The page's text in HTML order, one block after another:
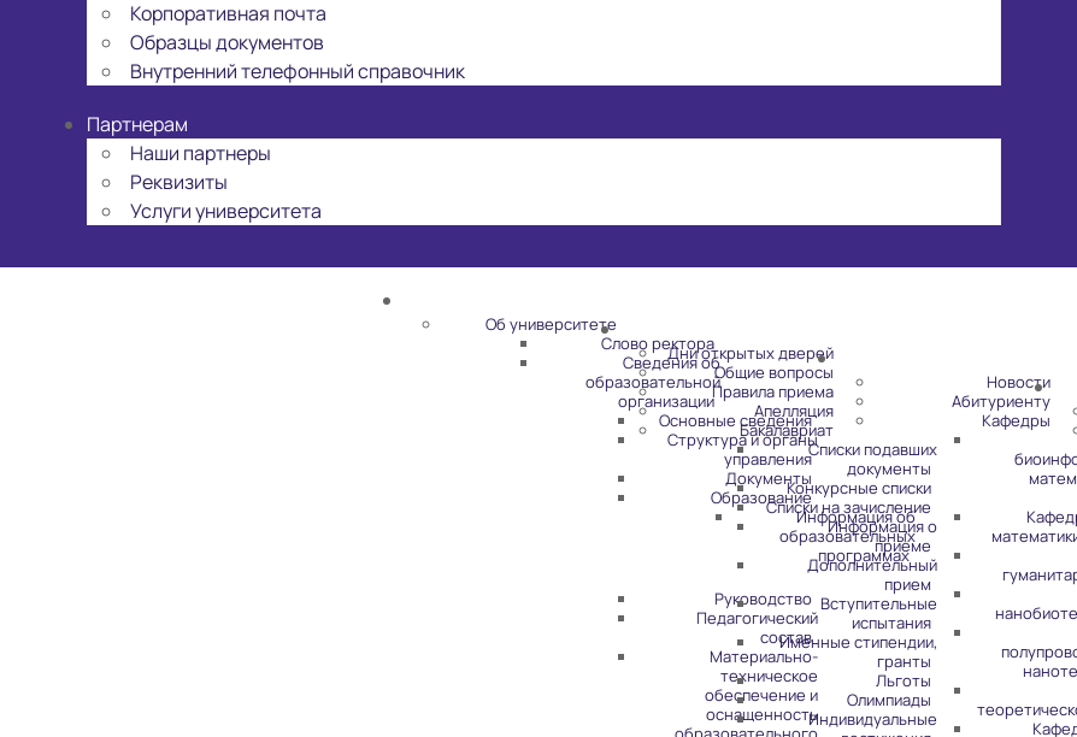
Корпоративная почта
Образцы документов
Внутренний телефонный справочник
Партнерам
Наши партнеры
Реквизиты
Услуги университета
Об университете
Слово ректора
Сведения об
образовательной
организации
Основные сведения
Структура и органы
управления
Документы
Образование
Информация об
образовательных
программах
Руководство
Педагогический
состав
Материально-
техническое
обеспечение и
оснащенность
Дни открытых дверей
Общие вопросы
Правила приема
Апелляция
Бакалавриат
Списки подавших
документы
Конкурсные списки
Списки на зачисление
Информация о
приеме
Дополнительный
прием
Вступительные
испытания
Именные стипендии,
гранты
Льготы
Олимпиады
Индивидуальные
Новости
Абитуриенту
Кафедры